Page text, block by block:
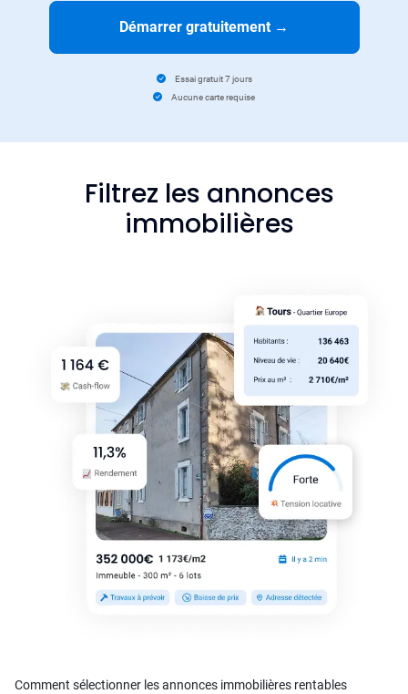
Démarrer gratuitement →
Essai gratuit 7 jours
Aucune carte requise
Filtrez les annonces
immobilières
Comment sélectionner les annonces immobilières rentables